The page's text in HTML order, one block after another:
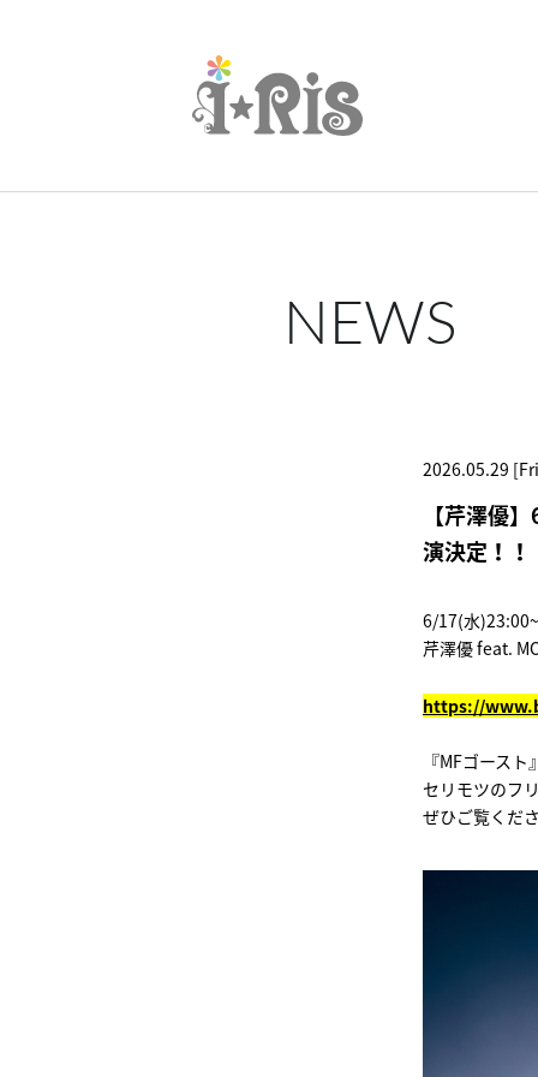
NEWS
2026.05.29
【芹澤優
演決定！！
6/17(水
芹澤優 feat.
https://
『MFゴース
セリモツのフ
ぜひご覧くだ